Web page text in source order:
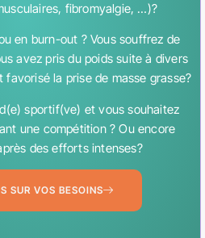
fibromyalgie, …)?
en burn-out ? Vous souffrez de
avez pris du poids suite à divers
la prise de masse grasse?
sportif(ve) et vous souhaitez
une compétition ? Ou encore
des efforts intenses?
SUR VOS BESOINS